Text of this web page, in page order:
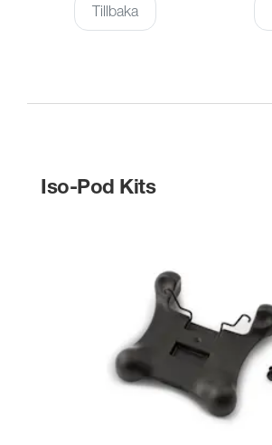
Tillbaka
Iso-Pod Kits